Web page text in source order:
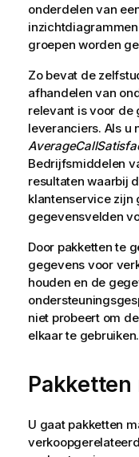
onderdelen van
groepen worden
Zo bevat de
afhandelen van
relevant is voor de
leveranciers. Als u
Bedrijfsmiddelen
resultaten waarbij
klantenservice zijn
gegevensvelden
Door pakketten te
gegevens voor
houden en de
niet probeert om
elkaar te gebruiken.
Pakketten
U gaat pakketten